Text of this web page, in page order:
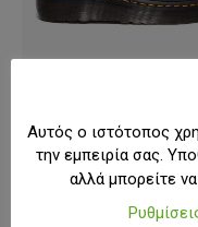
199,00€ Original
price
was:
100,00€Η
τιμή
Αυτός ο ιστότοπος
την εμπειρία σας.
αλλά μπορείτε